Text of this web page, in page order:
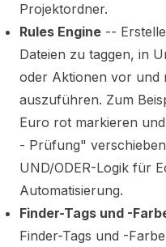
Projektordner.
Rules Engine --
Dateien zu taggen, in
oder Aktionen vor und
auszuführen. Zum
Euro rot markieren
- Prüfung"
UND/ODER-Logik für
Automatisierung.
Finder-Tags und -
Finder-Tags und -